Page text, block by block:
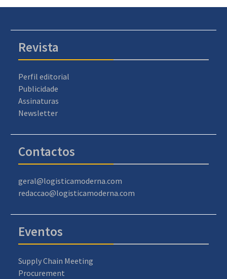
Revista
Perfil editorial
Publicidade
Assinaturas
Newsletter
Contactos
geral@logisticamoderna.com
redaccao@logisticamoderna.com
Eventos
Supply Chain Meeting
Procurement